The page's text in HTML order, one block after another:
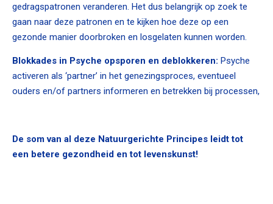
gedragspatronen veranderen. Het dus belangrijk op zoek te
gaan naar deze patronen en te kijken hoe deze op een
gezonde manier doorbroken en losgelaten kunnen worden.
Blokkades in Psyche opsporen en deblokkeren: Psyche
activeren als ‘partner’ in het genezingsproces, eventueel
ouders en/of partners informeren en betrekken bij processen,
De som van al deze Natuurgerichte Principes leidt tot
een betere gezondheid en tot levenskunst!